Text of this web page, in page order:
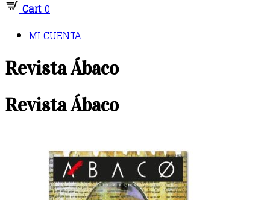
Cart0
MI CUENTA
Revista Ábaco
Revista Ábaco